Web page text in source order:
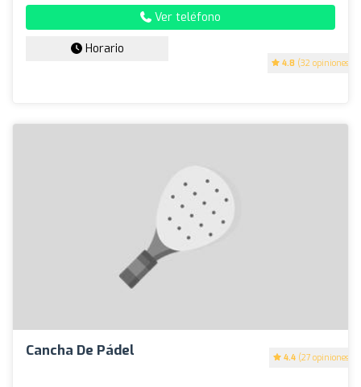
4.8 (32 opiniones)
Ver teléfono
Horario
Cancha De Pádel 4.4 (27 opiniones)